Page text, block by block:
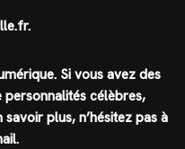
Si vous avez des
personnalités célèbres,
savoir plus, n’hésitez pas à